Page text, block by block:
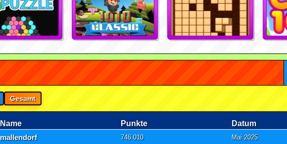
Gesamt
Name Punkte Datum
mallendorf 746.010 Mai 2025